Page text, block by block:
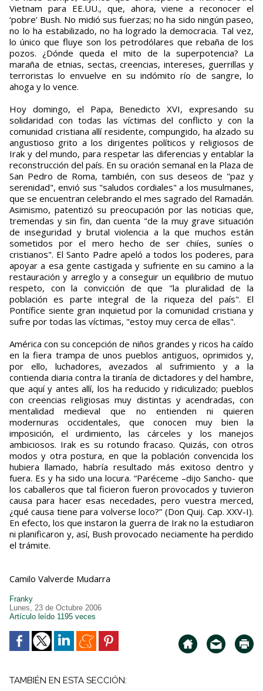
Vietnam para EE.UU., que, ahora, viene a reconocer el
‘pobre’ Bush. No midió sus fuerzas; no ha sido ningún paseo,
no lo ha estabilizado, no ha logrado la democracia. Tal vez,
lo único que fluye son los petrodólares que rebaña de los
pozos. ¿Dónde queda el mito de la superpotencia? La
maraña de etnias, sectas, creencias, intereses, guerrillas y
terroristas lo envuelve en su indómito río de sangre, lo
ahoga y lo vence.
Hoy domingo, el Papa, Benedicto XVI, expresando su
solidaridad con todas las víctimas del conflicto y con la
comunidad cristiana allí residente, compungido, ha alzado su
angustioso grito a los dirigentes políticos y religiosos de
Irak y del mundo, para respetar las diferencias y entablar la
reconstrucción del país. En su oración semanal en la Plaza de
San Pedro de Roma, también, con sus deseos de "paz y
serenidad", envió sus "saludos cordiales" a los musulmanes,
que se encuentran celebrando el mes sagrado del Ramadán.
Asimismo, patentizó su preocupación por las noticias que,
tremendas y sin fin, dan cuenta "de la muy grave situación
de inseguridad y brutal violencia a la que muchos están
sometidos por el mero hecho de ser chiíes, suníes o
cristianos". El Santo Padre apeló a todos los poderes, para
apoyar a esa gente castigada y sufriente en su camino a la
restauración y arreglo y a conseguir un equilibrio de mutuo
respeto, con la convicción de que "la pluralidad de la
población es parte integral de la riqueza del país". El
Pontífice siente gran inquietud por la comunidad cristiana y
sufre por todas las víctimas, "estoy muy cerca de ellas".
América con su concepción de niños grandes y ricos ha caído
en la fiera trampa de unos pueblos antiguos, oprimidos y,
por ello, luchadores, avezados al sufrimiento y a la
contienda diaria contra la tiranía de dictadores y del hambre,
que aquí y antes allí, los ha reducido y ridiculizado; pueblos
con creencias religiosas muy distintas y acendradas, con
mentalidad medieval que no entienden ni quieren
modernuras occidentales, que conocen muy bien la
imposición, el urdimiento, las cárceles y los manejos
ambiciosos. Irak es su rotundo fracaso. Quizás, con otros
modos y otra postura, en que la población convencida los
hubiera llamado, habría resultado más exitoso dentro y
fuera. Es y ha sido una locura. “Paréceme –dijo Sancho- que
los caballeros que tal ficieron fueron provocados y tuvieron
causa para hacer esas necedades, pero vuestra merced,
¿qué causa tiene para volverse loco?” (Don Quij. Cap. XXV-I).
En efecto, los que instaron la guerra de Irak no la estudiaron
ni planificaron y, así, Bush provocado neciamente ha perdido
el trámite.
Camilo Valverde Mudarra
Franky
Lunes, 23 de Octubre 2006
Artículo leído 1195 veces
TAMBIÉN EN ESTA SECCIÓN: